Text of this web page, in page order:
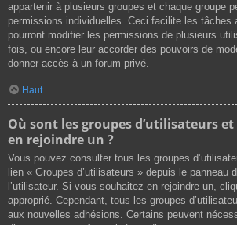
appartenir à plusieurs groupes et chaque groupe
permissions individuelles. Ceci facilite les tâches
pourront modifier les permissions de plusieurs
fois, ou encore leur accorder des pouvoirs de
donner accès à un forum privé.
Haut
Où sont les groupes d’utilisateurs
en rejoindre un ?
Vous pouvez consulter tous les groupes
lien « Groupes d’utilisateurs » depuis le panneau
l’utilisateur. Si vous souhaitez en rejoindre un,
approprié. Cependant, tous les groupes
aux nouvelles adhésions. Certains peuvent